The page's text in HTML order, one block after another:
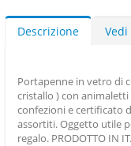
Descrizione
Portapenne in vetro di
cristallo ) con
confezioni e certificato
assortiti. Oggetto utile
regalo. PRODOTTO IN